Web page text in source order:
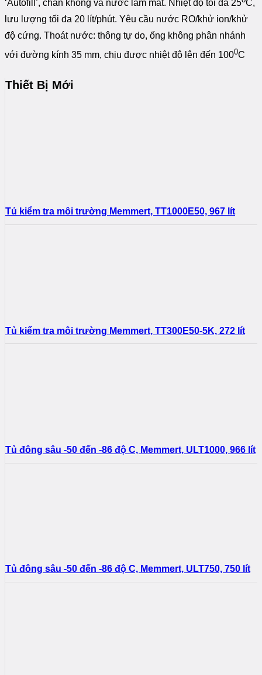
‘Autofill’, chân không và nước làm mát. Nhiệt độ tối đa 25 C,
lưu lượng tối đa 20 lít/phút. Yêu cầu nước RO/khử ion/khử
độ cứng. Thoát nước: thông tự do, ống không phân nhánh
với đường kính 35 mm, chịu được nhiệt độ lên đến 1000C
Thiết Bị Mới
Tủ kiểm tra môi trường Memmert, TT1000E50, 967 lít
Tủ kiểm tra môi trường Memmert, TT300E50-5K, 272 lít
Tủ đông sâu -50 đến -86 độ C, Memmert, ULT1000, 966 lít
Tủ đông sâu -50 đến -86 độ C, Memmert, ULT750, 750 lít